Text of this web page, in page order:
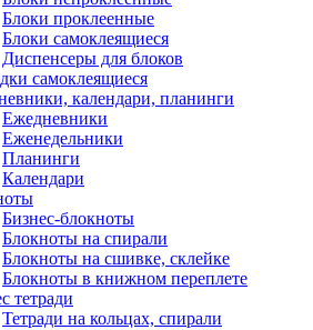
Блоки проклеенные
Блоки самоклеящиеся
Диспенсеры для блоков
самоклеящиеся
календари, планинги
Ежедневники
Еженедельники
Планинги
Календари
Бизнес-блокноты
Блокноты на спирали
Блокноты на сшивке, склейке
Блокноты в книжном переплете
тетради
Тетради на кольцах, спирали